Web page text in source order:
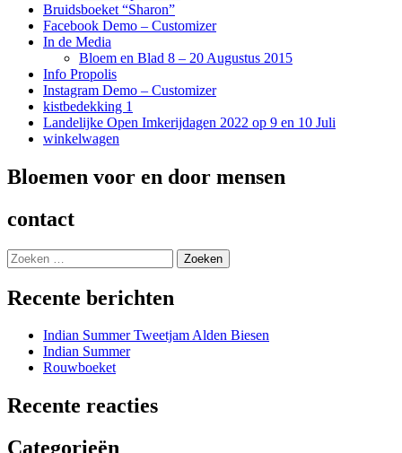
Bruidsboeket “Sharon”
Facebook Demo – Customizer
In de Media
Bloem en Blad 8 – 20 Augustus 2015
Info Propolis
Instagram Demo – Customizer
kistbedekking 1
Landelijke Open Imkerijdagen 2022 op 9 en 10 Juli
winkelwagen
Bloemen voor en door mensen
contact
Zoeken
naar:
Recente berichten
Indian Summer Tweetjam Alden Biesen
Indian Summer
Rouwboeket
Recente reacties
Categorieën